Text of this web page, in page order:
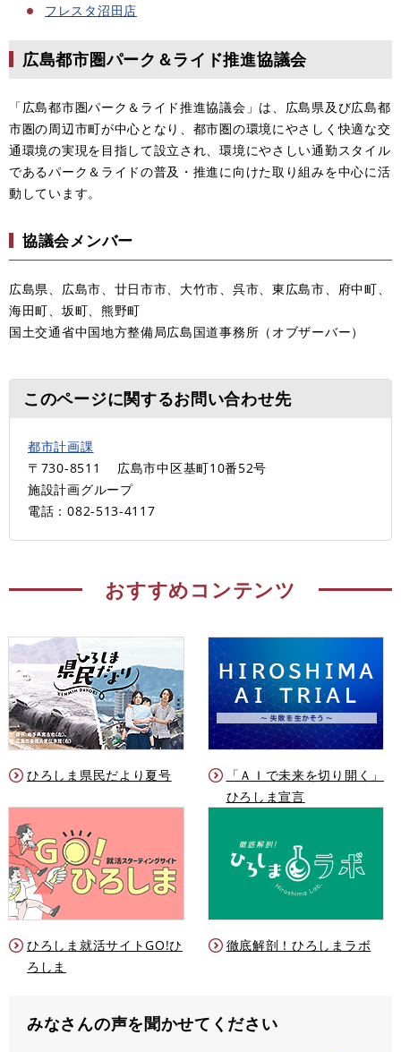
フレスタ沼田店
広島都市圏パーク＆ライド推進協議会
「広島都市圏パーク＆ライド推進協議会」は、広島県及び広島都
市圏の周辺市町が中心となり、都市圏の環境にやさしく快適な交
通環境の実現を目指して設立され、環境にやさしい通勤スタイル
であるパーク＆ライドの普及・推進に向けた取り組みを中心に活
動しています。
協議会メンバー
広島県、広島市、廿日市市、大竹市、呉市、東広島市、府中町、
海田町、坂町、熊野町
国土交通省中国地方整備局広島国道事務所（オブザーバー）
このページに関するお問い合わせ先
都市計画課
〒730-8511
広島市中区基町10番52号
施設計画グループ
電話：082-513-4117
おすすめコンテンツ
ひろしま県民だより夏号
「ＡＩで未来を切り開く」
ひろしま宣言
ひろしま就活サイトGO!ひ
ろしま
徹底解剖！ひろしまラボ
みなさんの声を聞かせてください